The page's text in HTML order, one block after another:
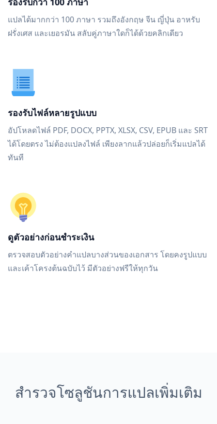
แปลได้มากกว่า 100 ภาษา รวมถึงอังกฤษ จีน ญี่ปุ่น อาหรับ
ฝรั่งเศส และเยอรมัน สลับคู่ภาษาใดก็ได้ด้วยคลิกเดียว
รองรับไฟล์หลายรูปแบบ
อัปโหลดไฟล์ PDF, DOCX, PPTX, XLSX, CSV, EPUB และ SRT
ได้โดยตรง ไม่ต้องแปลงไฟล์ เพียงลากแล้วปล่อยก็เริ่มแปลได้
ทันที
ดูตัวอย่างก่อนชำระเงิน
ตรวจสอบตัวอย่างคำแปลบางส่วนของเอกสาร โดยคงรูปแบบ
และเค้าโครงต้นฉบับไว้ มีตัวอย่างฟรีให้ทุกวัน
สำรวจโซลูชันการแปลเพิ่มเติม